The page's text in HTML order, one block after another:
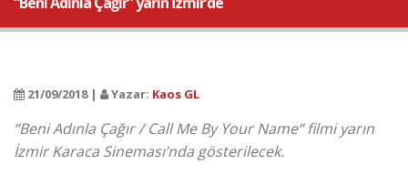
21/09/2018 | Yazar: Kaos GL
“Beni Adınla Çağır / Call Me By Your Name” filmi yarın
İzmir Karaca Sineması’nda gösterilecek.